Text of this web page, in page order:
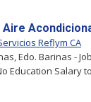
Reflym CA
Edo. Barinas -
Education Salary